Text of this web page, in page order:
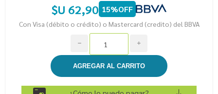
$U 62,90 15%OFF
Con Visa (débito o crédito) o Mastercard (credito) del BBVA
i
h